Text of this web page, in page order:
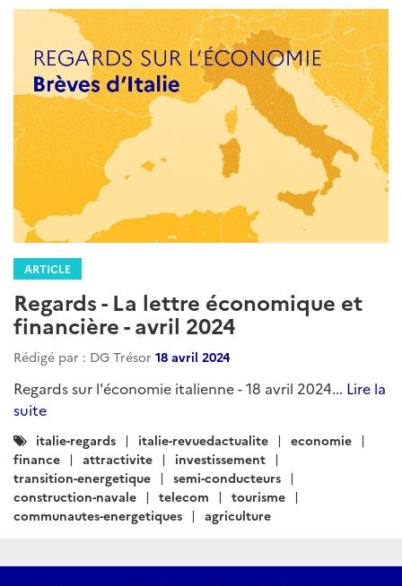
ARTICLE
Regards - La lettre économique et
financière - avril 2024
Rédigé par : DG Trésor 18 avril 2024
Regards sur l'économie italienne - 18 avril 2024... Lire la
suite
Catégories
:
italie-regards italie-revuedactualite
economie
finance
attractivite
investissement
transition-energetique
semi-conducteurs
construction-navale
telecom
tourisme
communautes-energetiques
agriculture